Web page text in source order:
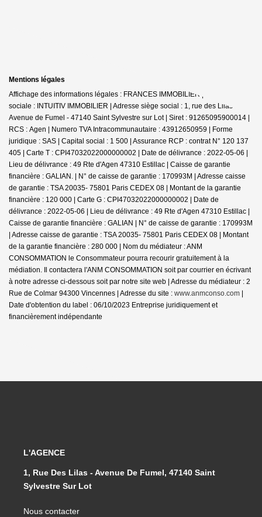
Mentions légales
Affichage des informations légales : FRANCES IMMOBILIER | Raison
sociale : INTUITIV IMMOBILIER | Adresse siège social : 1, rue des Lilas -
Avenue de Fumel - 47140 Saint Sylvestre sur Lot | Siret : 91265095900014 |
RCS : Agen | Numero TVA Intracommunautaire : 43912650959 | Forme
juridique : SAS | Capital social : 1 500 | Assurance RCP : contrat N° 120 137
405 | Carte T : CPI47032022000000002 | Date de délivrance : 2022-05-06 |
Lieu de délivrance : 49 Rte d'Agen 47310 Estillac | Caisse de garantie
financière : GALIAN. | N° de caisse de garantie : 170993M | Adresse caisse
de garantie : TSA 20035- 75801 Paris CEDEX 08 | Montant de la garantie
financière : 120 000 | Carte G : CPI47032022000000002 | Date de
délivrance : 2022-05-06 | Lieu de délivrance : 49 Rte d'Agen 47310 Estillac |
Caisse de garantie financière : GALIAN | N° de caisse de garantie : 170993M
| Adresse caisse de garantie : TSA 20035- 75801 Paris CEDEX 08 | Montant
de la garantie financière : 280 000 | Nom du médiateur : ANM
CONSOMMATION le Consommateur pourra recourir gratuitement à la
médiation. Il contactera l'ANM CONSOMMATION soit par courrier en écrivant
à notre adresse ci-dessous soit par notre site web | Adresse du médiateur : 2
Rue de Colmar 94300 Vincennes | Adresse du site : www.anmconso.com |
Date d'obtention du label : 06/10/2023 Entreprise juridiquement et
financièrement indépendante
L'AGENCE
1, Rue Des Lilas - Avenue De Fumel, 47140 Saint
Sylvestre Sur Lot
Nous contacter